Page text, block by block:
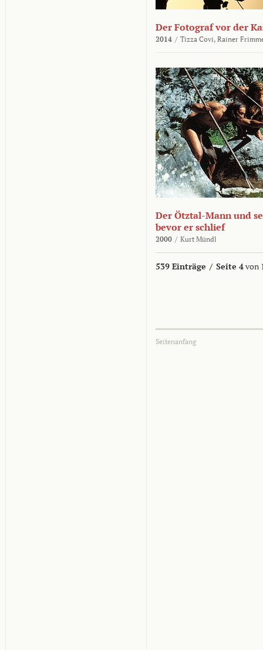
Der Fotograf vor der
2014 / Tizza Covi, Rainer
Der Ötztal-Mann und
bevor er schlief
2000 / Kurt Mündl
539 Einträge / Seite 4von
Seitenanfang